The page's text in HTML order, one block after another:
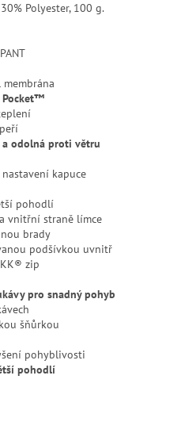
Polyester, 100 g.
Pocket™
a odolná proti větru
kapuce
pohodlí
vnitřní straně límce
brady
podšívkou uvnitř
zip
pro snadný pohyb
šňůrkou
pohyblivosti
pohodlí